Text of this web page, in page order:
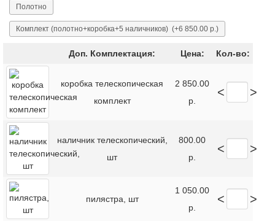
Полотно
Комплект (полотно+коробка+5 наличников) (+6 850.00 р.)
Доп. Комплектация: Цена: Кол-во:
коробка телескопическая
комплект
2 850.00
р.
< >
наличник телескопический,
шт
800.00
р.
< >
пилястра, шт
1 050.00
р.
< >